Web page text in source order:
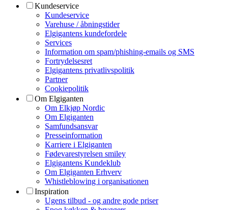
Kundeservice
Kundeservice
Varehuse / åbningstider
Elgigantens kundefordele
Services
Information om spam/phishing-emails og SMS
Fortrydelsesret
Elgigantens privatlivspolitik
Partner
Cookiepolitik
Om Elgiganten
Om Elkjøp Nordic
Om Elgiganten
Samfundsansvar
Presseinformation
Karriere i Elgiganten
Fødevarestyrelsen smiley
Elgigantens Kundeklub
Om Elgiganten Erhverv
Whistleblowing i organisationen
Inspiration
Ugens tilbud - og andre gode priser